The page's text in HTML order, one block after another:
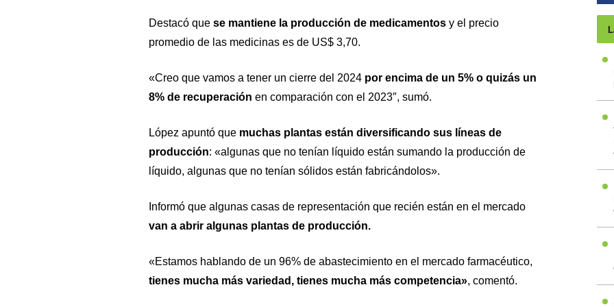
Destacó que se mantiene la producción de medicamentosy el precio
promedio de las medicinas es de US$ 3,70.
«Creo que vamos a tener un cierre del 2024 por encima de un 5% o quizás un
8% de recuperación en comparación con el 2023″, sumó.
López apuntó que muchas plantas están diversificando sus líneas de
producción: «algunas que no tenían líquido están sumando la producción de
líquido, algunas que no tenían sólidos están fabricándolos».
Informó que algunas casas de representación que recién están en el mercado
van a abrir algunas plantas de producción.
«Estamos hablando de un 96% de abastecimiento en el mercado farmacéutico,
tienes mucha más variedad, tienes mucha más competencia», comentó.